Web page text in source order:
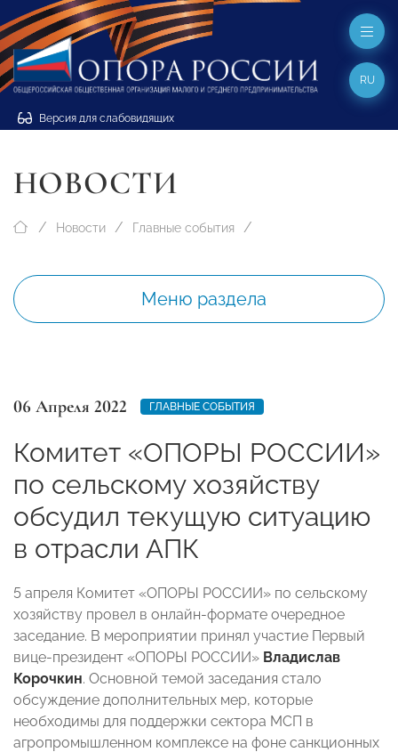
Версия для слабовидящих
RU
НОВОСТИ
Новости Главные события
Меню раздела
06 Апреля 2022 ГЛАВНЫЕ СОБЫТИЯ
Комитет «ОПОРЫ РОССИИ»
по сельскому хозяйству
обсудил текущую ситуацию
в отрасли АПК
5 апреля Комитет «ОПОРЫ РОССИИ» по сельскому
хозяйству провел в онлайн-формате очередное
заседание. В мероприятии принял участие Первый
вице-президент «ОПОРЫ РОССИИ» Владислав
Корочкин. Основной темой заседания стало
обсуждение дополнительных мер, которые
необходимы для поддержки сектора МСП в
агропромышленном комплексе на фоне санкционных